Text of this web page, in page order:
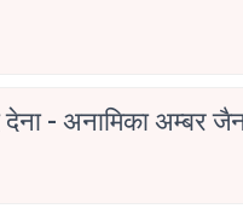
मोहब्बत के सफ़र को एक हँसी आग़ाज़ दे देना - अनामिका अम्बर